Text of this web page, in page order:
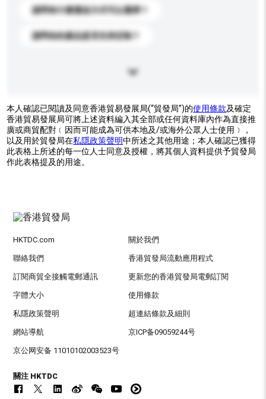
請問有什麼運送方式可以選擇？
請問你的產品是否支持定制？
本人確認已閱讀及同意香港貿易發展局(“貿發局”)的使用條款及確定
香港貿易發展局可將上述資料編入其全部或任何資料庫內作為直接推
廣或商貿配對﹝因而可能成為可供本地及/或海外公眾人士使用﹞，
以及用於貿發局在私隱政策聲明中所述之其他用途；本人確認已獲得
此表格上所述的每一位人士同意及授權，將其個人資料提供予貿發局
作此表格提及的用途。
HKTDC.com 關於我們
聯絡我們 香港貿發局流動應用程式
訂閱商貿全接觸電郵通訊 更新您的香港貿發局電郵訂閱
字體大小 使用條款
私隱政策聲明 超連結條款及細則
網站導航 京ICP备09059244号
京公网安备 11010102003523号
關注 HKTDC